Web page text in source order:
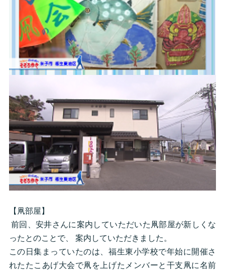
【凧部屋】
前回、安井さんに案内していただいた凧部屋が新しくな
ったとのことで、 案内していただきました。
この日集まっていたのは、福生東小学校で年始に開催さ
れたたこあげ大会で凧を上げたメンバーと干支凧に名前